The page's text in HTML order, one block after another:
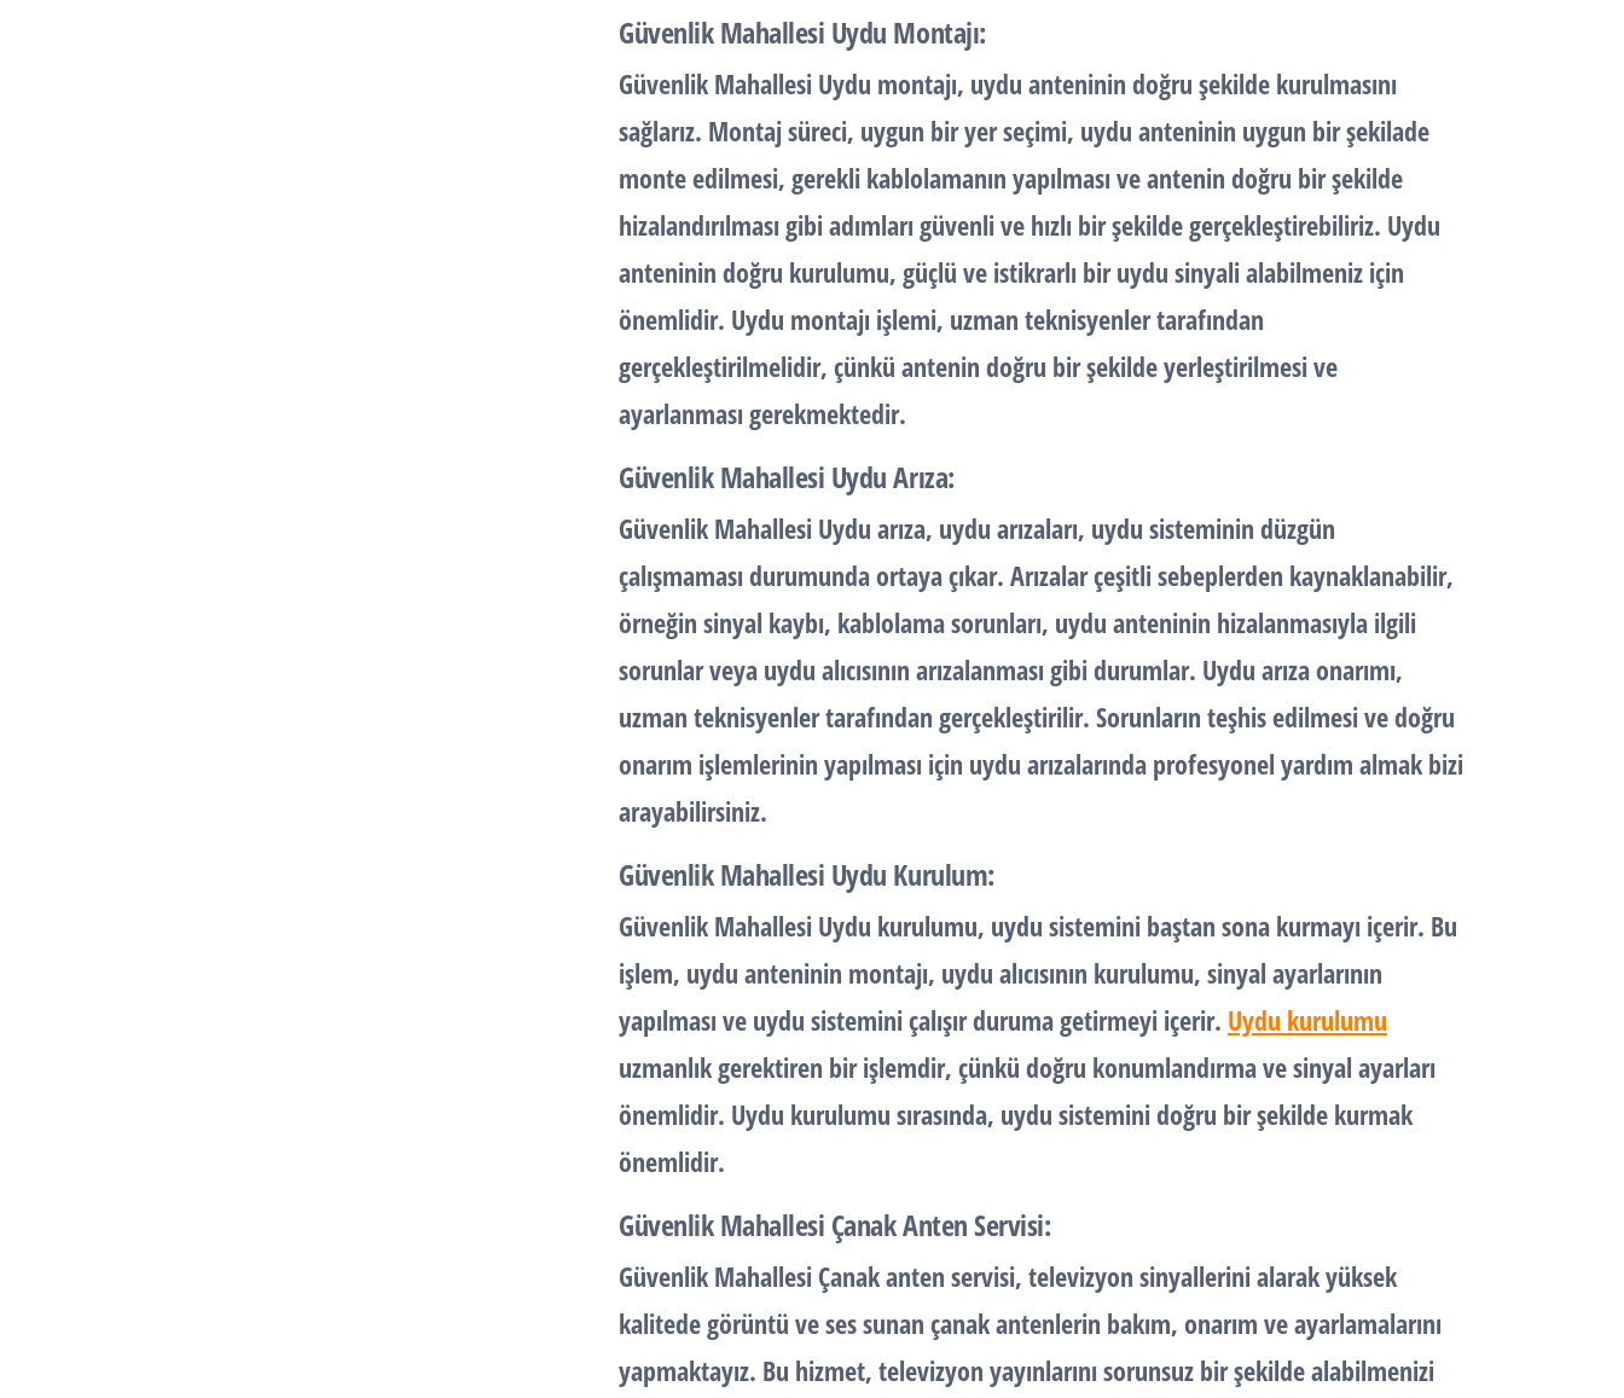
Güvenlik Mahallesi Uydu Montajı:
Güvenlik Mahallesi Uydu montajı, uydu anteninin doğru şekilde kurulmasını
sağlarız. Montaj süreci, uygun bir yer seçimi, uydu anteninin uygun bir şekilade
monte edilmesi, gerekli kablolamanın yapılması ve antenin doğru bir şekilde
hizalandırılması gibi adımları güvenli ve hızlı bir şekilde gerçekleştirebiliriz. Uydu
anteninin doğru kurulumu, güçlü ve istikrarlı bir uydu sinyali alabilmeniz için
önemlidir. Uydu montajı işlemi, uzman teknisyenler tarafından
gerçekleştirilmelidir, çünkü antenin doğru bir şekilde yerleştirilmesi ve
ayarlanması gerekmektedir.
Güvenlik Mahallesi Uydu Arıza:
Güvenlik Mahallesi Uydu arıza, uydu arızaları, uydu sisteminin düzgün
çalışmaması durumunda ortaya çıkar. Arızalar çeşitli sebeplerden kaynaklanabilir,
örneğin sinyal kaybı, kablolama sorunları, uydu anteninin hizalanmasıyla ilgili
sorunlar veya uydu alıcısının arızalanması gibi durumlar. Uydu arıza onarımı,
uzman teknisyenler tarafından gerçekleştirilir. Sorunların teşhis edilmesi ve doğru
onarım işlemlerinin yapılması için uydu arızalarında profesyonel yardım almak bizi
arayabilirsiniz.
Güvenlik Mahallesi Uydu Kurulum:
Güvenlik Mahallesi Uydu kurulumu, uydu sistemini baştan sona kurmayı içerir. Bu
işlem, uydu anteninin montajı, uydu alıcısının kurulumu, sinyal ayarlarının
yapılması ve uydu sistemini çalışır duruma getirmeyi içerir. Uydu kurulumu
uzmanlık gerektiren bir işlemdir, çünkü doğru konumlandırma ve sinyal ayarları
önemlidir. Uydu kurulumu sırasında, uydu sistemini doğru bir şekilde kurmak
önemlidir.
Güvenlik Mahallesi Çanak Anten Servisi:
Güvenlik Mahallesi Çanak anten servisi, televizyon sinyallerini alarak yüksek
kalitede görüntü ve ses sunan çanak antenlerin bakım, onarım ve ayarlamalarını
yapmaktayız. Bu hizmet, televizyon yayınlarını sorunsuz bir şekilde alabilmenizi